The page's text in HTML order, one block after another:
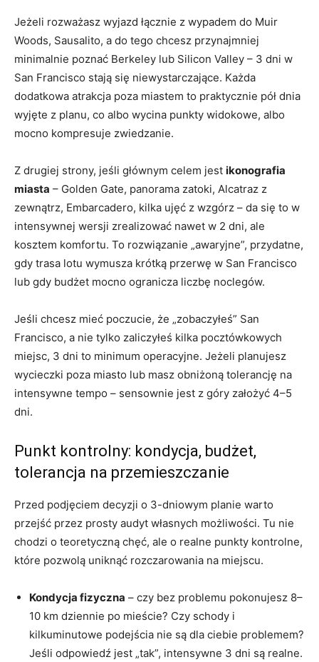
Jeżeli rozważasz wyjazd łącznie z wypadem do Muir
Woods, Sausalito, a do tego chcesz przynajmniej
minimalnie poznać Berkeley lub Silicon Valley – 3 dni w
San Francisco stają się niewystarczające. Każda
dodatkowa atrakcja poza miastem to praktycznie pół dnia
wyjęte z planu, co albo wycina punkty widokowe, albo
mocno kompresuje zwiedzanie.
Z drugiej strony, jeśli głównym celem jest ikonografia
miasta – Golden Gate, panorama zatoki, Alcatraz z
zewnątrz, Embarcadero, kilka ujęć z wzgórz – da się to w
intensywnej wersji zrealizować nawet w 2 dni, ale
kosztem komfortu. To rozwiązanie „awaryjne”, przydatne,
gdy trasa lotu wymusza krótką przerwę w San Francisco
lub gdy budżet mocno ogranicza liczbę noclegów.
Jeśli chcesz mieć poczucie, że „zobaczyłeś” San
Francisco, a nie tylko zaliczyłeś kilka pocztówkowych
miejsc, 3 dni to minimum operacyjne. Jeżeli planujesz
wycieczki poza miasto lub masz obniżoną tolerancję na
intensywne tempo – sensownie jest z góry założyć 4–5
dni.
Punkt kontrolny: kondycja, budżet,
tolerancja na przemieszczanie
Przed podjęciem decyzji o 3-dniowym planie warto
przejść przez prosty audyt własnych możliwości. Tu nie
chodzi o teoretyczną chęć, ale o realne punkty kontrolne,
które pozwolą uniknąć rozczarowania na miejscu.
Kondycja fizyczna – czy bez problemu pokonujesz 8–
10 km dziennie po mieście? Czy schody i
kilkuminutowe podejścia nie są dla ciebie problemem?
Jeśli odpowiedź jest „tak”, intensywne 3 dni są realne.